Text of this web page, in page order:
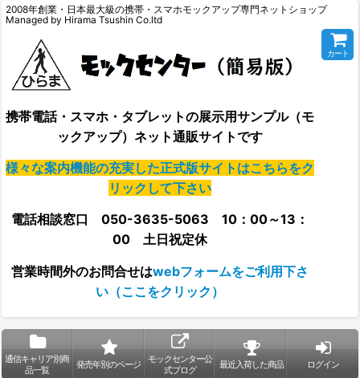
2008年創業・日本最大級の携帯・スマホモックアップ専門ネットショップ
Managed by Hirama Tsushin Co.ltd
携帯電話・スマホ・タブレットの展示用サンプル（モ
ックアップ）ネット通販サイトです
様々な案内機能の充実した正式版サイトはこちらをク
リックして下さい
電話相談窓口 050-3635-5063 10：00～13：
00 土日祝定休
営業時間外のお問合せはwebフォームをご利用下さ
い（ここをクリック）
カート
通信キャリア別商
品一覧
発売年別のページ
モックセンター公
式ブログ
最近入荷した商品 ログイン